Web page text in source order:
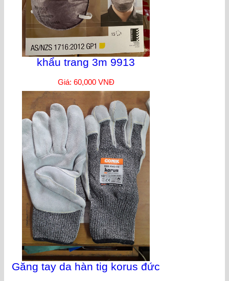
khẩu trang 3m 9913
Giá: 60,000 VNĐ
Găng tay da hàn tig korus đức